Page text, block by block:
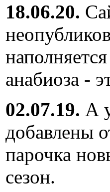
18.06.20.
анабиоза -
02.07.19. А
добавлены
парочка
сезон.